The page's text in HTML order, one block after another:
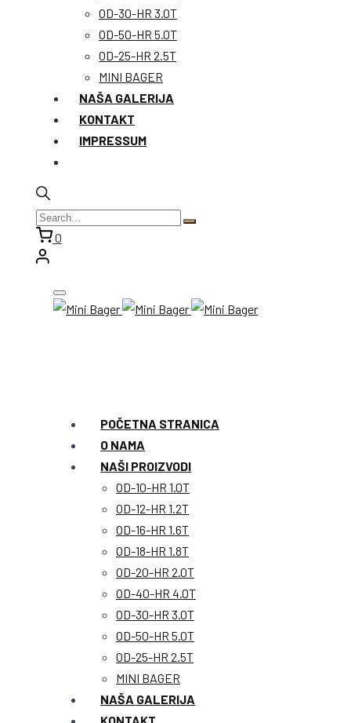
OD-30-HR 3.0T
OD-50-HR 5.0T
OD-25-HR 2.5T
MINI BAGER
NAŠA GALERIJA
KONTAKT
IMPRESSUM
0
POČETNA STRANICA
O NAMA
NAŠI PROIZVODI
OD-10-HR 1.0T
OD-12-HR 1.2T
OD-16-HR 1.6T
OD-18-HR 1.8T
OD-20-HR 2.0T
OD-40-HR 4.0T
OD-30-HR 3.0T
OD-50-HR 5.0T
OD-25-HR 2.5T
MINI BAGER
NAŠA GALERIJA